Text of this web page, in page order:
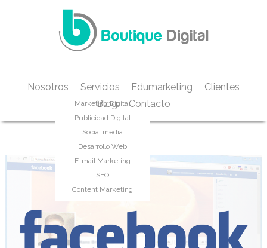
Nosotros Servicios
Marketing Digital
Publicidad Digital
Social media
Desarrollo Web
E-mail Marketing
SEO
Content Marketing
Edumarketing
Clientes
Blog
Contacto
Etiqueta:redes sociales